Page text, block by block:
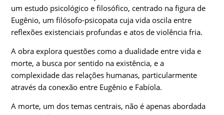
um estudo psicológico e filosófico, centrado na figura de
Eugênio, um filósofo-psicopata cuja vida oscila entre
reflexões existenciais profundas e atos de violência fria.
A obra explora questões como a dualidade entre vida e
morte, a busca por sentido na existência, e a
complexidade das relações humanas, particularmente
através da conexão entre Eugênio e Fabíola.
A morte, um dos temas centrais, não é apenas abordada